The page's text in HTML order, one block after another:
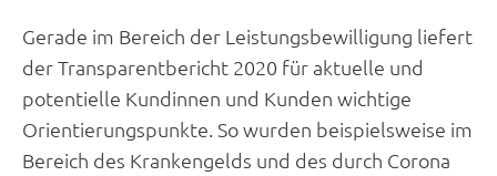
Gerade im Bereich der Leistungsbewilligung liefert
der Transparentbericht 2020 für aktuelle und
potentielle Kundinnen und Kunden wichtige
Orientierungspunkte. So wurden beispielsweise im
Bereich des Krankengelds und des durch Corona